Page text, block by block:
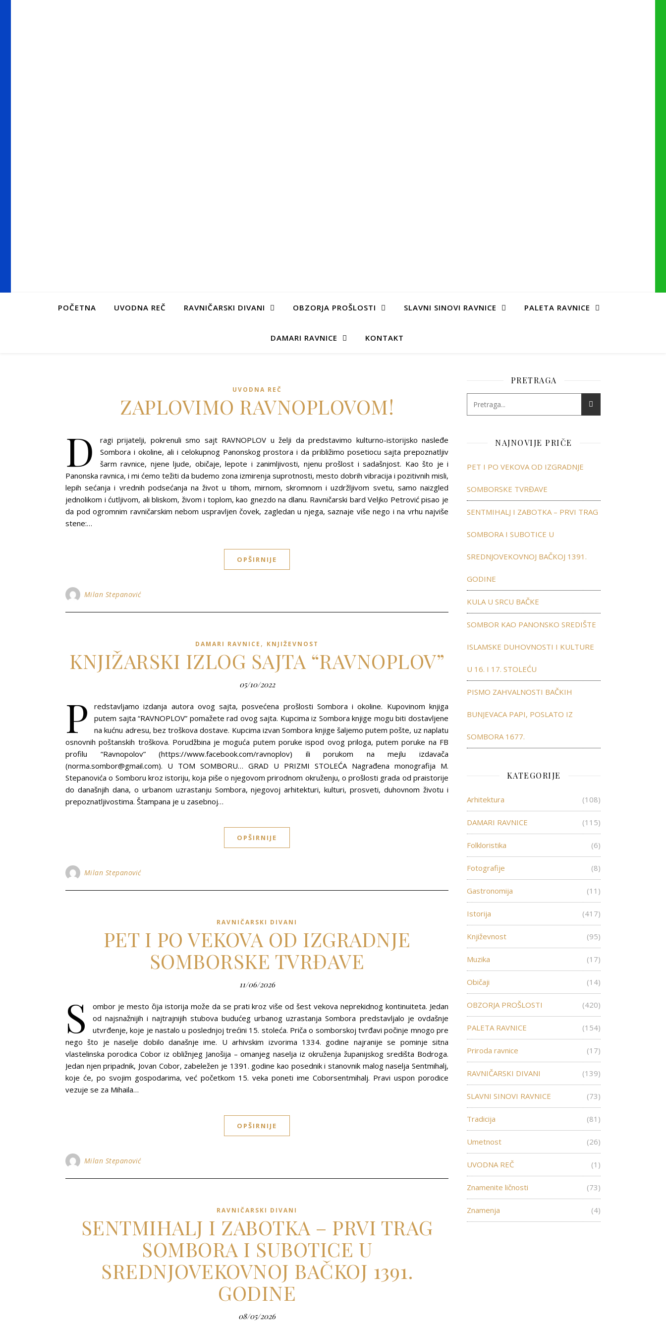
POČETNA UVODNA REČ RAVNIČARSKI DIVANI OBZORJA PROŠLOSTI SLAVNI SINOVI RAVNICE PALETA RAVNICE
DAMARI RAVNICE KONTAKT
UVODNA REČ
ZAPLOVIMO RAVNOPLOVOM!
D
ragi prijatelji, pokrenuli smo sajt RAVNOPLOV u želji da predstavimo kulturno-istorijsko nasleđe
Sombora i okoline, ali i celokupnog Panonskog prostora i da približimo posetiocu sajta prepoznatljiv
šarm ravnice, njene ljude, običaje, lepote i zanimljivosti, njenu prošlost i sadašnjost. Kao što je i
Panonska ravnica, i mi ćemo težiti da budemo zona izmirenja suprotnosti, mesto dobrih vibracija i pozitivnih misli,
lepih sećanja i vrednih podsećanja na život u tihom, mirnom, skromnom i uzdržljivom svetu, samo naizgled
jednolikom i ćutljivom, ali bliskom, živom i toplom, kao gnezdo na dlanu. Ravničarski bard Veljko Petrović pisao je
da pod ogromnim ravničarskim nebom uspravljen čovek, zagledan u njega, saznaje više nego i na vrhu najviše
stene:…
OPŠIRNIJE
Milan Stepanović
DAMARI RAVNICE , KNJIŽEVNOST
KNJIŽARSKI IZLOG SAJTA “RAVNOPLOV”
05/10/2022
P
redstavljamo izdanja autora ovog sajta, posvećena prošlosti Sombora i okoline. Kupovinom knjiga
putem sajta “RAVNOPLOV” pomažete rad ovog sajta. Kupcima iz Sombora knjige mogu biti dostavljene
na kućnu adresu, bez troškova dostave. Kupcima izvan Sombora knjige šaljemo putem pošte, uz naplatu
osnovnih poštanskih troškova. Porudžbina je moguća putem poruke ispod ovog priloga, putem poruke na FB
profilu “Ravnopolov” (https://www.facebook.com/ravnoplov) ili porukom na mejlu izdavača
(norma.sombor@gmail.com). U TOM SOMBORU… GRAD U PRIZMI STOLEĆA Nagrađena monografija M.
Stepanovića o Somboru kroz istoriju, koja piše o njegovom prirodnom okruženju, o prošlosti grada od praistorije
do današnjih dana, o urbanom uzrastanju Sombora, njegovoj arhitekturi, kulturi, prosveti, duhovnom životu i
prepoznatljivostima. Štampana je u zasebnoj…
OPŠIRNIJE
Milan Stepanović
RAVNIČARSKI DIVANI
PET I PO VEKOVA OD IZGRADNJE
SOMBORSKE TVRĐAVE
11/06/2026
S
ombor je mesto čija istorija može da se prati kroz više od šest vekova neprekidnog kontinuiteta. Jedan
od najsnažnijih i najtrajnijih stubova budućeg urbanog uzrastanja Sombora predstavljalo je ovdašnje
utvrđenje, koje je nastalo u poslednjoj trećini 15. stoleća. Priča o somborskoj tvrđavi počinje mnogo pre
nego što je naselje dobilo današnje ime. U arhivskim izvorima 1334. godine najranije se pominje sitna
vlastelinska porodica Cobor iz obližnjeg Janošija – omanjeg naselja iz okruženja županijskog središta Bodroga.
Jedan njen pripadnik, Jovan Cobor, zabeležen je 1391. godine kao posednik i stanovnik malog naselja Sentmihalj,
koje će, po svojim gospodarima, već početkom 15. veka poneti ime Coborsentmihalj. Pravi uspon porodice
vezuje se za Mihaila…
OPŠIRNIJE
Milan Stepanović
RAVNIČARSKI DIVANI
SENTMIHALJ I ZABOTKA – PRVI TRAG
SOMBORA I SUBOTICE U
SREDNJOVEKOVNOJ BAČKOJ 1391.
GODINE
08/05/2026
PRETRAGA
NAJNOVIJE PRIČE
PET I PO VEKOVA OD IZGRADNJE
SOMBORSKE TVRĐAVE
SENTMIHALJ I ZABOTKA – PRVI TRAG
SOMBORA I SUBOTICE U
SREDNJOVEKOVNOJ BAČKOJ 1391.
GODINE
KULA U SRCU BAČKE
SOMBOR KAO PANONSKO SREDIŠTE
ISLAMSKE DUHOVNOSTI I KULTURE
U 16. I 17. STOLEĆU
PISMO ZAHVALNOSTI BAČKIH
BUNJEVACA PAPI, POSLATO IZ
SOMBORA 1677.
KATEGORIJE
Arhitektura (108)
DAMARI RAVNICE (115)
Folkloristika (6)
Fotografije (8)
Gastronomija (11)
Istorija (417)
Književnost (95)
Muzika (17)
Običaji (14)
OBZORJA PROŠLOSTI (420)
PALETA RAVNICE (154)
Priroda ravnice (17)
RAVNIČARSKI DIVANI (139)
SLAVNI SINOVI RAVNICE (73)
Tradicija (81)
Umetnost (26)
UVODNA REČ (1)
Znamenite ličnosti (73)
Znamenja (4)